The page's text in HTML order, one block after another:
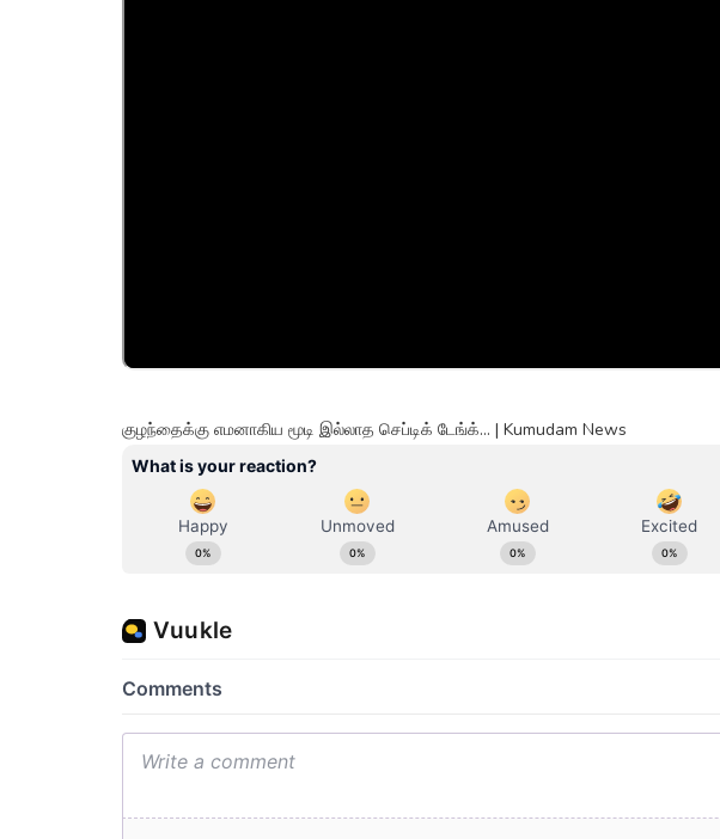
குழந்தைக்கு எமனாகிய மூடி இல்லாத செப்டிக் டேங்க்... | Kumudam News